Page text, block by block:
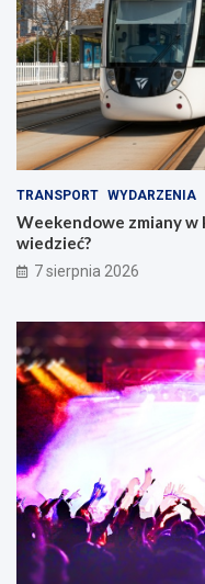
TRANSPORT WYDARZENIA
Weekendowe zmiany w
wiedzieć?
7 sierpnia 2026